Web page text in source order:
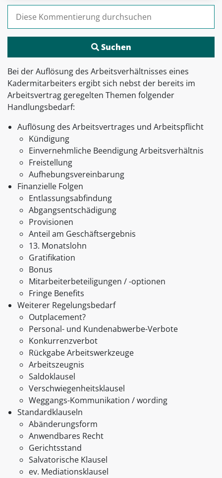
Suchen nach:
Bei der Auflösung des Arbeitsverhältnisses eines
Kadermitarbeiters ergibt sich nebst der bereits im
Arbeitsvertrag geregelten Themen folgender
Handlungsbedarf:
Auflösung des Arbeitsvertrages und Arbeitspflicht
Kündigung
Einvernehmliche Beendigung Arbeitsverhältnis
Freistellung
Aufhebungsvereinbarung
Finanzielle Folgen
Entlassungsabfindung
Abgangsentschädigung
Provisionen
Anteil am Geschäftsergebnis
13. Monatslohn
Gratifikation
Bonus
Mitarbeiterbeteiligungen / -optionen
Fringe Benefits
Weiterer Regelungsbedarf
Outplacement?
Personal- und Kundenabwerbe-Verbote
Konkurrenzverbot
Rückgabe Arbeitswerkzeuge
Arbeitszeugnis
Saldoklausel
Verschwiegenheitsklausel
Weggangs-Kommunikation / wording
Standardklauseln
Abänderungsform
Anwendbares Recht
Gerichtsstand
Salvatorische Klausel
ev. Mediationsklausel